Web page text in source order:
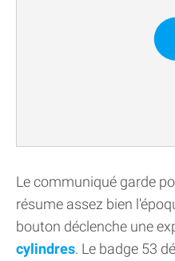
Le communiqué garde
résume assez bien
bouton déclenche une
cylindres. Le badge 53